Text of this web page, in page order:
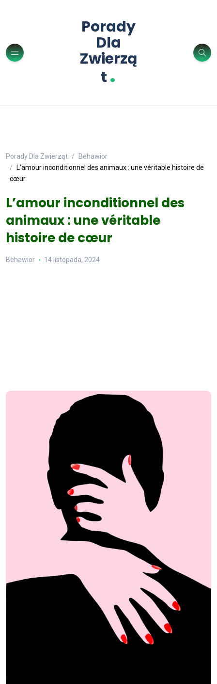
Porady
Dla
Zwierzą
t.
Porady Dla Zwierząt
Behawior
L’amour inconditionnel des animaux : une véritable histoire de
cœur
L’amour inconditionnel des
animaux : une véritable
histoire de cœur
Behawior 14 listopada, 2024